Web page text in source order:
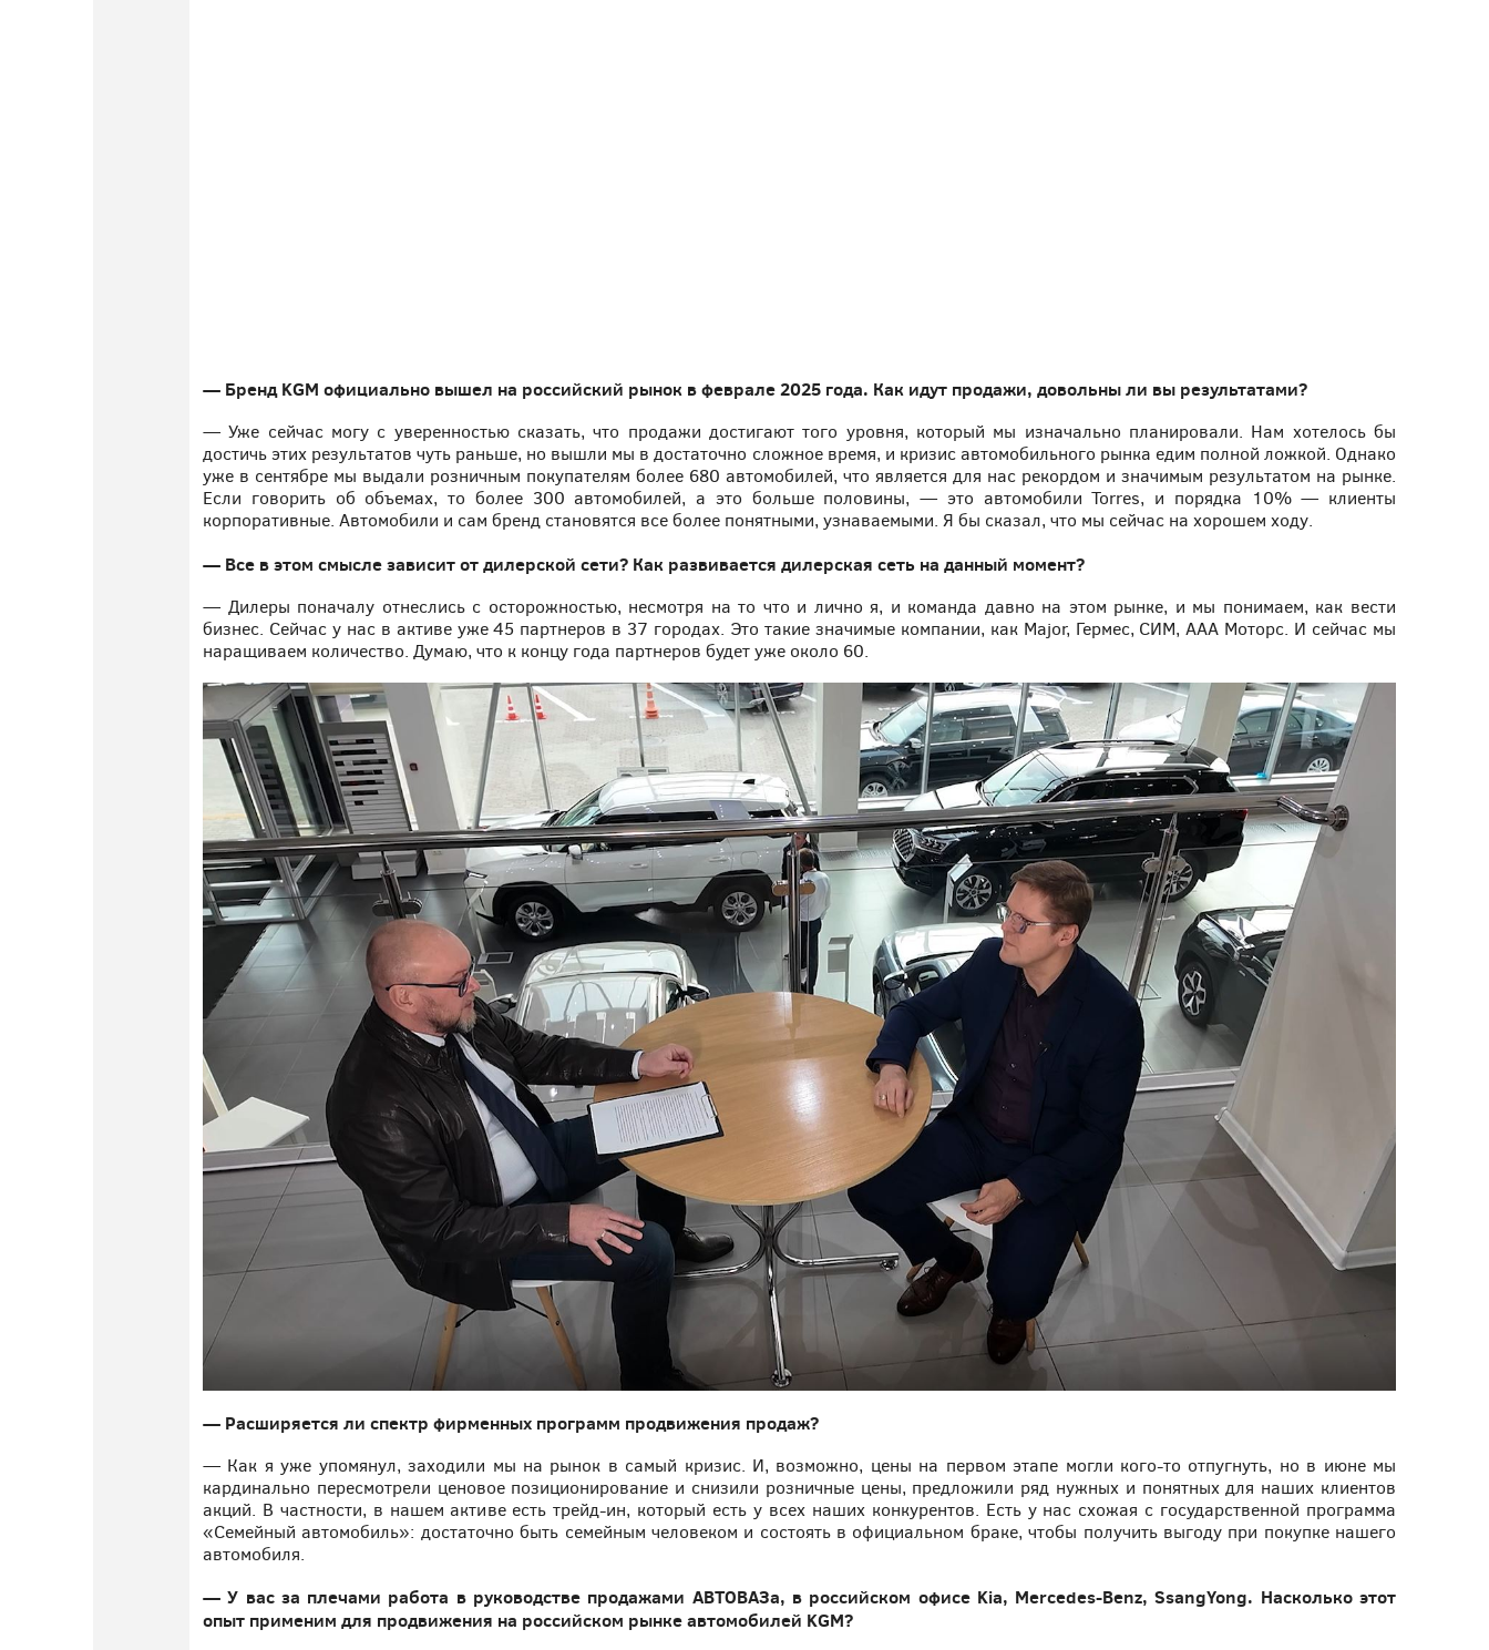
— Бренд KGM официально вышел на российский рынок в феврале 2025 года. Как идут продажи, довольны ли вы результатами?
— Уже сейчас могу с уверенностью сказать, что продажи достигают того уровня, который мы изначально планировали. Нам хотелось бы
достичь этих результатов чуть раньше, но вышли мы в достаточно сложное время, и кризис автомобильного рынка едим полной ложкой. Однако
уже в сентябре мы выдали розничным покупателям более 680 автомобилей, что является для нас рекордом и значимым результатом на рынке.
Если говорить об объемах, то более 300 автомобилей, а это больше половины, — это автомобили Torres, и порядка 10% — клиенты
корпоративные. Автомобили и сам бренд становятся все более понятными, узнаваемыми. Я бы сказал, что мы сейчас на хорошем ходу.
— Все в этом смысле зависит от дилерской сети? Как развивается дилерская сеть на данный момент?
— Дилеры поначалу отнеслись с осторожностью, несмотря на то что и лично я, и команда давно на этом рынке, и мы понимаем, как вести
бизнес. Сейчас у нас в активе уже 45 партнеров в 37 городах. Это такие значимые компании, как Major, Гермес, СИМ, ААА Моторс. И сейчас мы
наращиваем количество. Думаю, что к концу года партнеров будет уже около 60.
— Расширяется ли спектр фирменных программ продвижения продаж?
— Как я уже упомянул, заходили мы на рынок в самый кризис. И, возможно, цены на первом этапе могли кого-то отпугнуть, но в июне мы
кардинально пересмотрели ценовое позиционирование и снизили розничные цены, предложили ряд нужных и понятных для наших клиентов
акций. В частности, в нашем активе есть трейд-ин, который есть у всех наших конкурентов. Есть у нас схожая с государственной программа
«Семейный автомобиль»: достаточно быть семейным человеком и состоять в официальном браке, чтобы получить выгоду при покупке нашего
автомобиля.
— У вас за плечами работа в руководстве продажами АВТОВАЗа, в российском офисе Kia, Mercedes-Benz, SsangYong. Насколько этот
опыт применим для продвижения на российском рынке автомобилей KGM?